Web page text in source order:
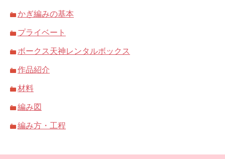
かぎ編みの基本
プライベート
ボークス天神レンタルボックス
作品紹介
材料
編み図
編み方・工程